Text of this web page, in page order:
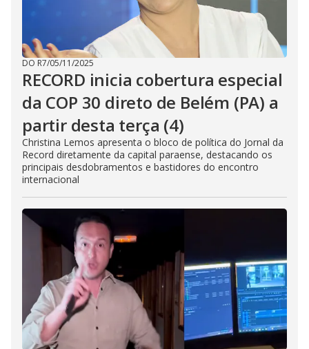
DO R7/05/11/2025
RECORD inicia cobertura especial
da COP 30 direto de Belém (PA) a
partir desta terça (4)
Christina Lemos apresenta o bloco de política do Jornal da
Record diretamente da capital paraense, destacando os
principais desdobramentos e bastidores do encontro
internacional